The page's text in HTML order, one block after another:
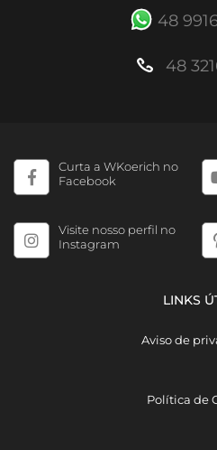
48
48
Curta a WKoerich no
Facebook
Visite nosso perfil no
Instagram
LINKS
Aviso de
Política de